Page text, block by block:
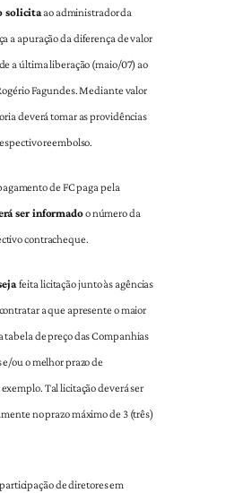
solicita ao administrador da
a apuração da diferença de valor
a última liberação (maio/07) ao
Fagundes. Mediante valor
deverá tomar as providências
reembolso.
de FC paga pela
ser informadoo número da
contracheque.
feita licitação junto às agências
a que apresente o maior
tabela de preço das Companhias
e/ou o melhor prazo de
Tal licitação deverá ser
no prazo máximo de 3 (três)
de diretores em